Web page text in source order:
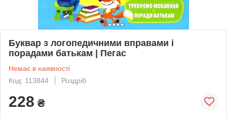
Буквар з логопедичними вправами і
порадами батькам | Пегас
Немає в наявності
Код: 113844
Роздріб
228 ₴